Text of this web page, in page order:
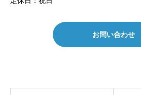
お問い合わせ